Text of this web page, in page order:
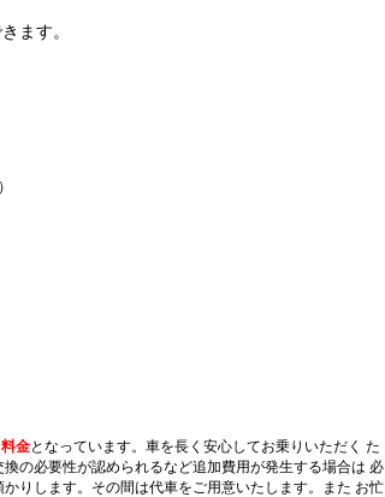
ます。
金となっています。車を長く安心してお乗りいただく た
の必要性が認められるなど追加費用が発生する場合は 必
りします。その間は代車をご用意いたします。また お忙